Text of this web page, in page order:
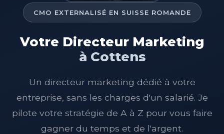
CMO EXTERNALISÉ EN SUISSE ROMANDE
Votre Directeur Marketing
à Cottens
Un directeur marketing dédié à votre
entreprise, sans les charges d'un salarié. Je
pilote votre stratégie de A à Z pour vous faire
gagner du temps et de l'argent.